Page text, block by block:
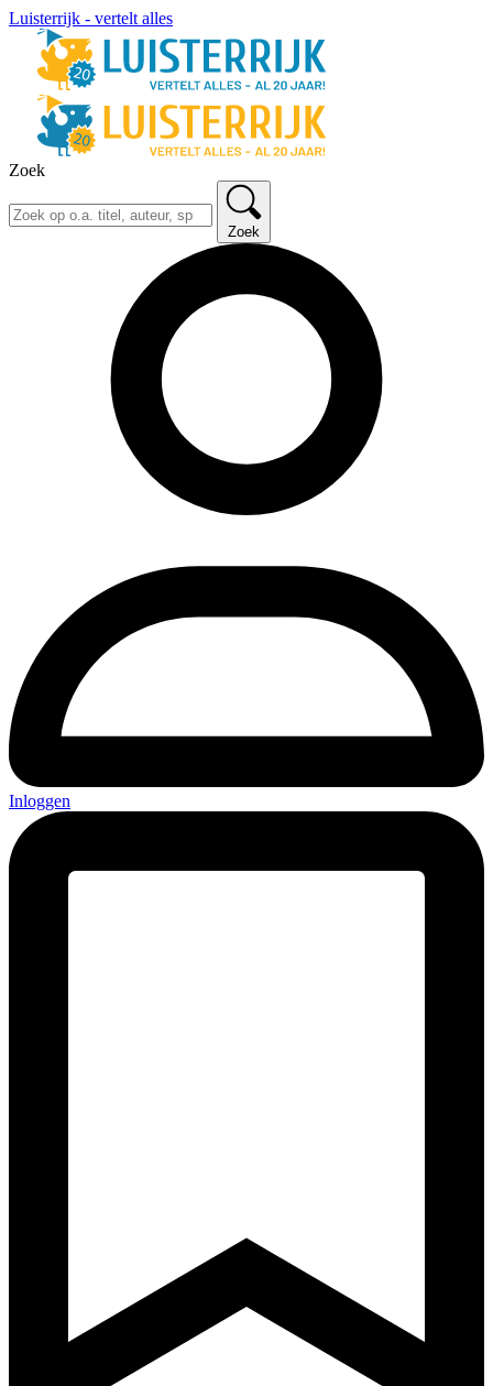
Luisterrijk - vertelt alles
Zoek
Zoek
Inloggen